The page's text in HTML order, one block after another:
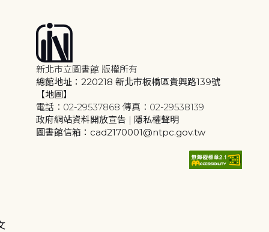
新北市立圖書館 版權所有
總館地址：220218 新北市板橋區貴興路139號
【地圖】
電話：02-29537868 傳真：02-29538139
政府網站資料開放宣告 | 隱私權聲明
圖書館信箱：cad2170001@ntpc.gov.tw